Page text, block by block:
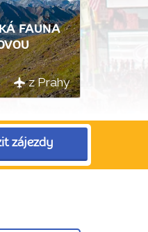
FAUNA
z Prahy
zájezdy